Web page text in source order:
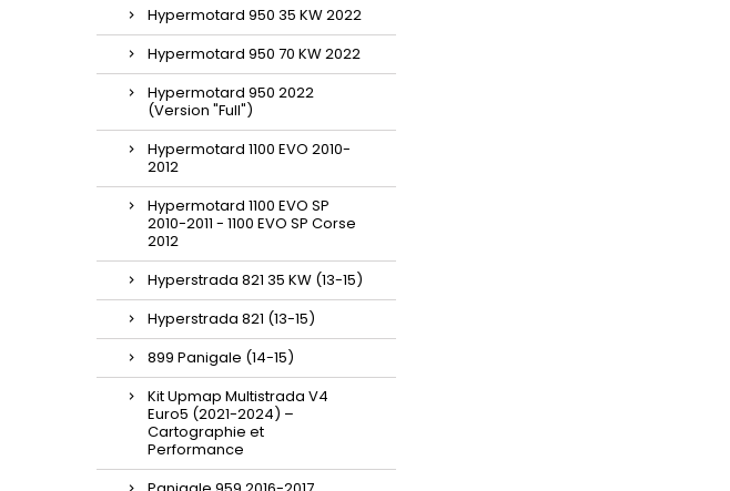
Hypermotard 950 35 KW 2022
Hypermotard 950 70 KW 2022
Hypermotard 950 2022
(Version "Full")
Hypermotard 1100 EVO 2010-
2012
Hypermotard 1100 EVO SP
2010-2011 - 1100 EVO SP Corse
2012
Hyperstrada 821 35 KW (13-15)
Hyperstrada 821 (13-15)
899 Panigale (14-15)
Kit Upmap Multistrada V4
Euro5 (2021-2024) –
Cartographie et
Performance